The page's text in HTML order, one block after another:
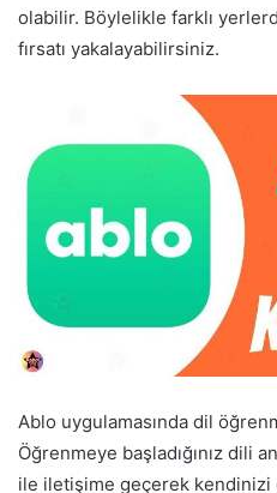
olabilir. Böylelikle farklı
fırsatı yakalayabilirsiniz.
Ablo uygulamasında dil
Öğrenmeye başladığınız dili
ile iletişime geçerek